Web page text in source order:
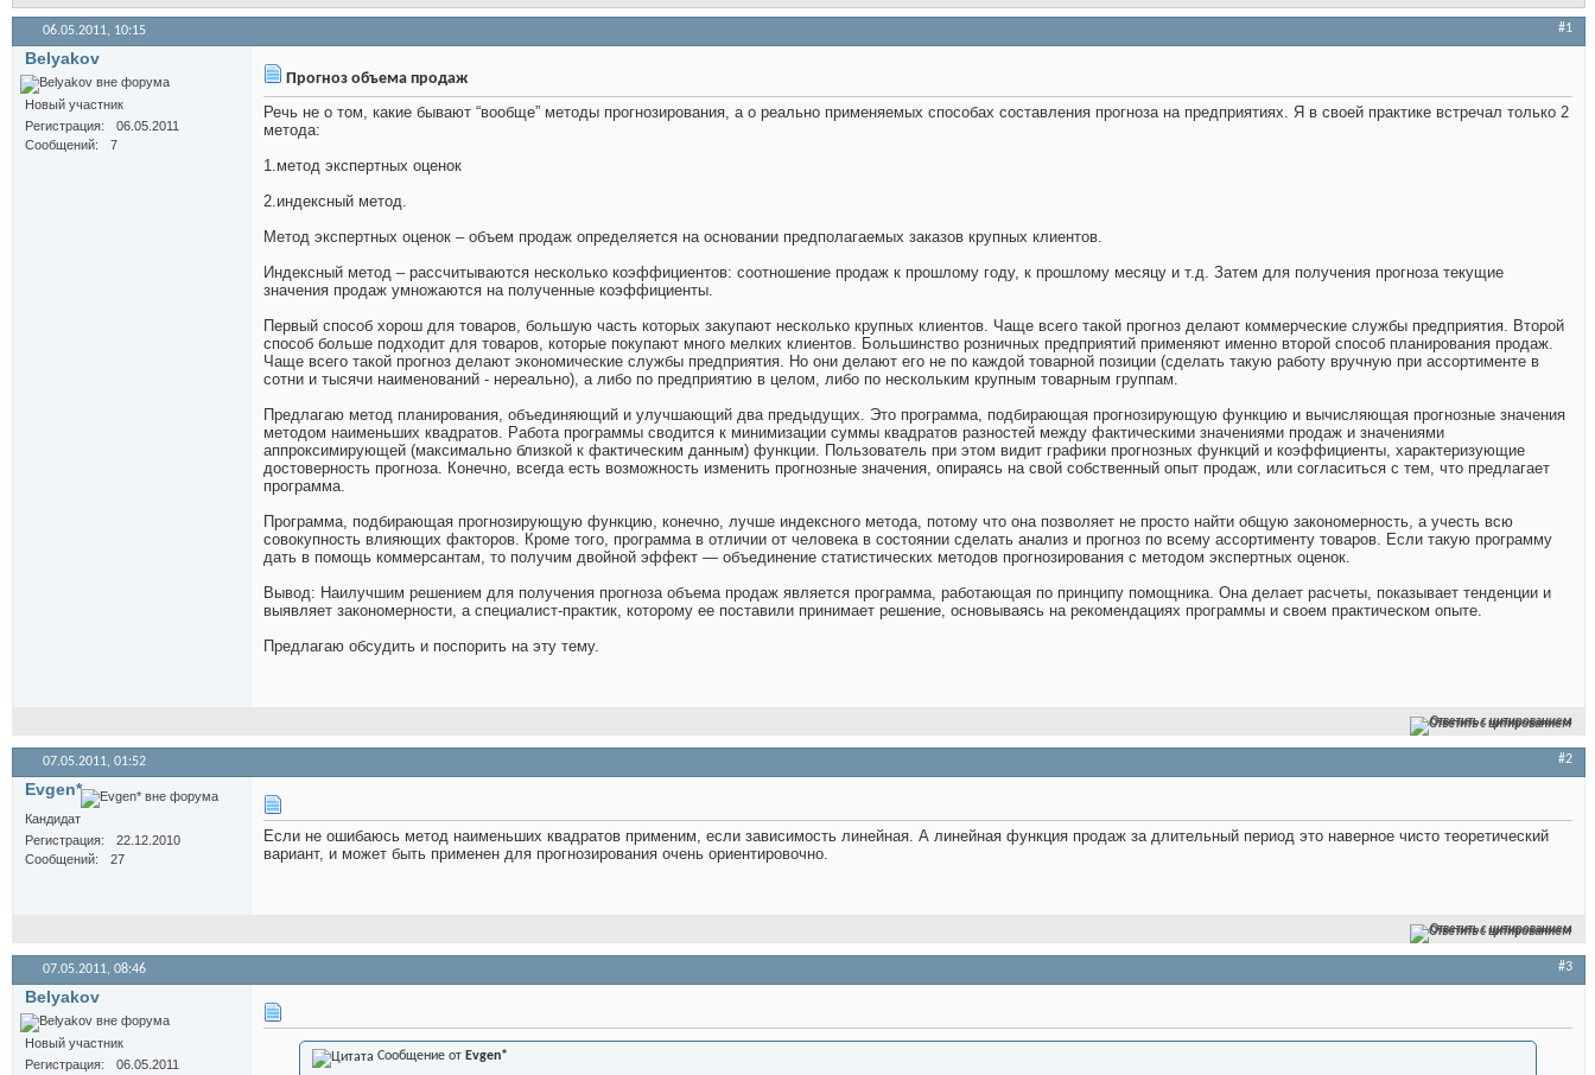
06.05.2011, 10:15 #1
Belyakov
Новый участник
Регистрация
06.05.2011
Сообщений
7
Прогноз объема продаж
Речь не о том, какие бывают “вообще” методы прогнозирования, а о реально применяемых способах составления прогноза на предприятиях. Я в своей практике встречал только 2
метода:
1.метод экспертных оценок
2.индексный метод.
Метод экспертных оценок – объем продаж определяется на основании предполагаемых заказов крупных клиентов.
Индексный метод – рассчитываются несколько коэффициентов: соотношение продаж к прошлому году, к прошлому месяцу и т.д. Затем для получения прогноза текущие
значения продаж умножаются на полученные коэффициенты.
Первый способ хорош для товаров, большую часть которых закупают несколько крупных клиентов. Чаще всего такой прогноз делают коммерческие службы предприятия. Второй
способ больше подходит для товаров, которые покупают много мелких клиентов. Большинство розничных предприятий применяют именно второй способ планирования продаж.
Чаще всего такой прогноз делают экономические службы предприятия. Но они делают его не по каждой товарной позиции (сделать такую работу вручную при ассортименте в
сотни и тысячи наименований - нереально), а либо по предприятию в целом, либо по нескольким крупным товарным группам.
Предлагаю метод планирования, объединяющий и улучшающий два предыдущих. Это программа, подбирающая прогнозирующую функцию и вычисляющая прогнозные значения
методом наименьших квадратов. Работа программы сводится к минимизации суммы квадратов разностей между фактическими значениями продаж и значениями
аппроксимирующей (максимально близкой к фактическим данным) функции. Пользователь при этом видит графики прогнозных функций и коэффициенты, характеризующие
достоверность прогноза. Конечно, всегда есть возможность изменить прогнозные значения, опираясь на свой собственный опыт продаж, или согласиться с тем, что предлагает
программа.
Программа, подбирающая прогнозирующую функцию, конечно, лучше индексного метода, потому что она позволяет не просто найти общую закономерность, а учесть всю
совокупность влияющих факторов. Кроме того, программа в отличии от человека в состоянии сделать анализ и прогноз по всему ассортименту товаров. Если такую программу
дать в помощь коммерсантам, то получим двойной эффект — объединение статистических методов прогнозирования с методом экспертных оценок.
Вывод: Наилучшим решением для получения прогноза объема продаж является программа, работающая по принципу помощника. Она делает расчеты, показывает тенденции и
выявляет закономерности, а специалист-практик, которому ее поставили принимает решение, основываясь на рекомендациях программы и своем практическом опыте.
Предлагаю обсудить и поспорить на эту тему.
Ответить с цитированием
07.05.2011, 01:52 #2
Evgen*
Кандидат
Регистрация
22.12.2010
Сообщений
27
Если не ошибаюсь метод наименьших квадратов применим, если зависимость линейная. А линейная функция продаж за длительный период это наверное чисто теоретический
вариант, и может быть применен для прогнозирования очень ориентировочно.
Ответить с цитированием
07.05.2011, 08:46 #3
Belyakov
Новый участник
Регистрация
06.05.2011
Сообщение от Evgen*